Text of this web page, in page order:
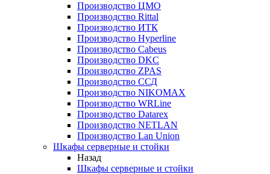
Производство ЦМО
Производство Rittal
Производство ИТК
Производство Hyperline
Производство Cabeus
Производство DKC
Производство ZPAS
Производство ССД
Производство NIKOMAX
Производство WRLine
Производство Datarex
Производство NETLAN
Производство Lan Union
Шкафы серверные и стойки
Назад
Шкафы серверные и стойки